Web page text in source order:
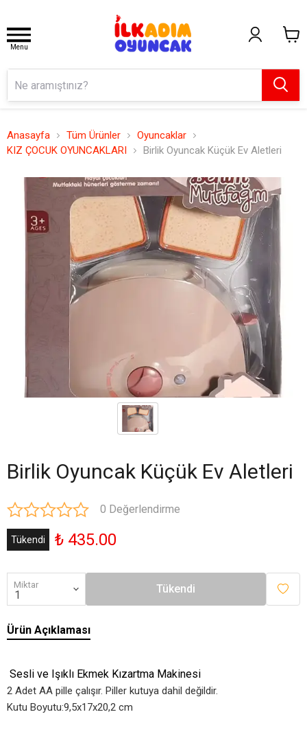
Menu
Anasayfa Tüm Ürünler
Oyuncaklar
KIZ ÇOCUK OYUNCAKLARI
Birlik Oyuncak Küçük Ev Aletleri
Birlik Oyuncak Küçük Ev Aletleri
0 Değerlendirme
Tükendi ₺ 435.00
Miktar Tükendi
Ürün Açıklaması
Sesli ve Işıklı Ekmek Kızartma Makinesi
2 Adet AA pille çalışır. Piller kutuya dahil değildir.
Kutu Boyutu:9,5x17x20,2 cm